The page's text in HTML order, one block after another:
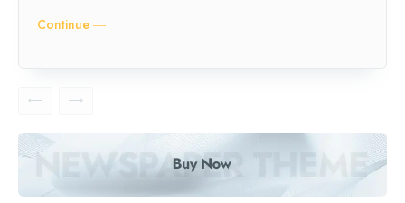
Continue ―